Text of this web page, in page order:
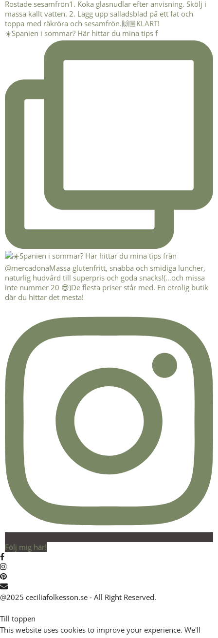
☀️Spanien i sommar? Här hittar du mina tips f
Följ mig här!
@2025 ceciliafolkesson.se - All Right Reserved.
Till toppen
This website uses cookies to improve your experience. We'll